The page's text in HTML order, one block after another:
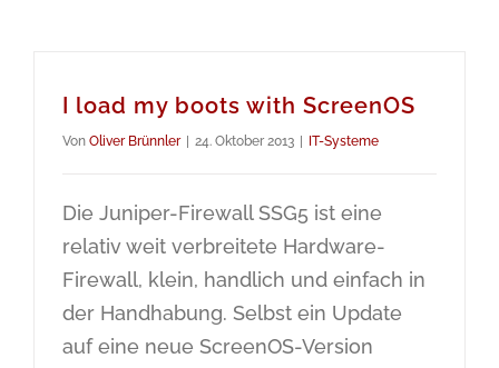
I load my boots with ScreenOS
Von Oliver Brünnler 24. Oktober 2013 IT-Systeme
Die Juniper-Firewall SSG5 ist eine
relativ weit verbreitete Hardware-
Firewall, klein, handlich und einfach in
der Handhabung. Selbst ein Update
auf eine neue ScreenOS-Version